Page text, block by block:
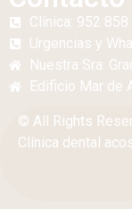
Clínica: 952 858
Urgencias y
Nuestra Sra.
Edificio Mar de
© All Rights
Clínica dental